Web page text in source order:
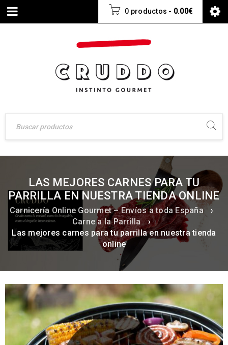
0 productos - 0.00€
LAS MEJORES CARNES PARA TU
PARRILLA EN NUESTRA TIENDA ONLINE
Carnicería Online Gourmet – Envíos a toda España
›
Carne a la Parrilla
›
Las mejores carnes para tu parrilla en nuestra tienda
online